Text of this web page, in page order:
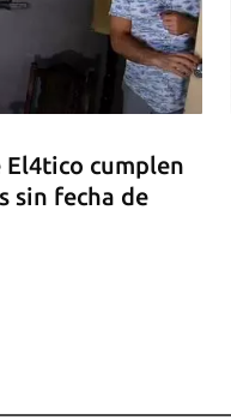
El4tico cumplen
sin fecha de